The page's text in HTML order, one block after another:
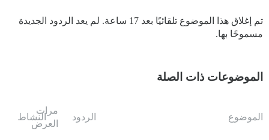
تم إغلاق هذا الموضوع تلقائيًا بعد 17 ساعة. لم يعد الردود الجديدة
مسموحًا بها.
الموضوعات ذات الصلة
الموضوع الردود
مرات
العرض
النشاط